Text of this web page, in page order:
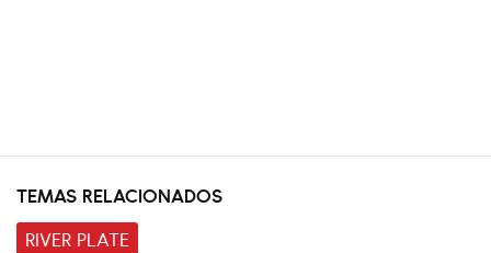
TEMAS RELACIONADOS
RIVER PLATE